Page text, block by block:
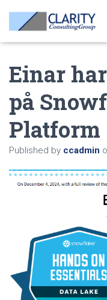
Einar
på
Platform
Published by ccadmin